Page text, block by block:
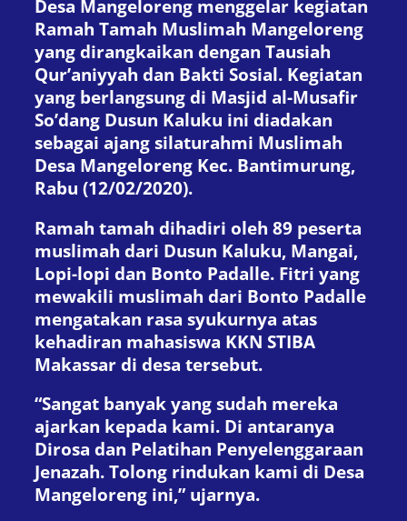
Desa Mangeloreng menggelar kegiatan
Ramah Tamah Muslimah Mangeloreng
yang dirangkaikan dengan Tausiah
Qur’aniyyah dan Bakti Sosial. Kegiatan
yang berlangsung di Masjid al-Musafir
So’dang Dusun Kaluku ini diadakan
sebagai ajang silaturahmi Muslimah
Desa Mangeloreng Kec. Bantimurung,
Rabu (12/02/2020).
Ramah tamah dihadiri oleh 89 peserta
muslimah dari Dusun Kaluku, Mangai,
Lopi-lopi dan Bonto Padalle. Fitri yang
mewakili muslimah dari Bonto Padalle
mengatakan rasa syukurnya atas
kehadiran mahasiswa KKN STIBA
Makassar di desa tersebut.
“Sangat banyak yang sudah mereka
ajarkan kepada kami. Di antaranya
Dirosa dan Pelatihan Penyelenggaraan
Jenazah. Tolong rindukan kami di Desa
Mangeloreng ini,” ujarnya.